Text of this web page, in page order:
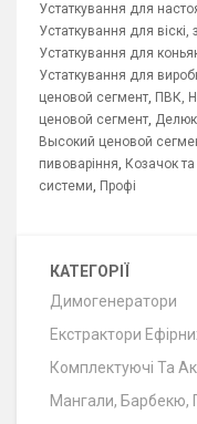
Устаткування для
Устаткування для віскі,
Устаткування для
Устаткування для
ценовой сегмент, ПВК,
ценовой сегмент,
Высокий ценовой
пивоваріння, Козачок
системи, Профі
КАТЕГОРІЇ
Димогенератори
Екстрактори
Комплектуючі Та
Мангали, Барбекю,